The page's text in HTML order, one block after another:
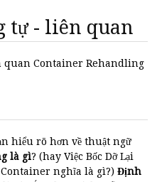
tự - liên quan
quan Container Rehandling
hiểu rõ hơn về thuật ngữ
là gì? (hay Việc Bốc Dỡ Lại
nghĩa là gì?) Định